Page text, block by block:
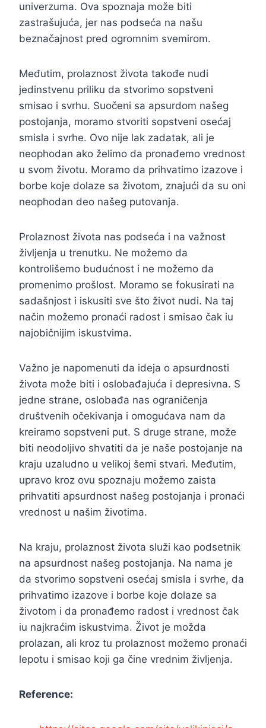
univerzuma. Ova spoznaja može biti
zastrašujuća, jer nas podseća na našu
beznačajnost pred ogromnim svemirom.
Međutim, prolaznost života takođe nudi
jedinstvenu priliku da stvorimo sopstveni
smisao i svrhu. Suočeni sa apsurdom našeg
postojanja, moramo stvoriti sopstveni osećaj
smisla i svrhe. Ovo nije lak zadatak, ali je
neophodan ako želimo da pronađemo vrednost
u svom životu. Moramo da prihvatimo izazove i
borbe koje dolaze sa životom, znajući da su oni
neophodan deo našeg putovanja.
Prolaznost života nas podseća i na važnost
življenja u trenutku. Ne možemo da
kontrolišemo budućnost i ne možemo da
promenimo prošlost. Moramo se fokusirati na
sadašnjost i iskusiti sve što život nudi. Na taj
način možemo pronaći radost i smisao čak iu
najobičnijim iskustvima.
Važno je napomenuti da ideja o apsurdnosti
života može biti i oslobađajuća i depresivna. S
jedne strane, oslobađa nas ograničenja
društvenih očekivanja i omogućava nam da
kreiramo sopstveni put. S druge strane, može
biti neodoljivo shvatiti da je naše postojanje na
kraju uzaludno u velikoj šemi stvari. Međutim,
upravo kroz ovu spoznaju možemo zaista
prihvatiti apsurdnost našeg postojanja i pronaći
vrednost u našim životima.
Na kraju, prolaznost života služi kao podsetnik
na apsurdnost našeg postojanja. Na nama je
da stvorimo sopstveni osećaj smisla i svrhe, da
prihvatimo izazove i borbe koje dolaze sa
životom i da pronađemo radost i vrednost čak
iu najkraćim iskustvima. Život je možda
prolazan, ali kroz tu prolaznost možemo pronaći
lepotu i smisao koji ga čine vrednim življenja.
Reference: